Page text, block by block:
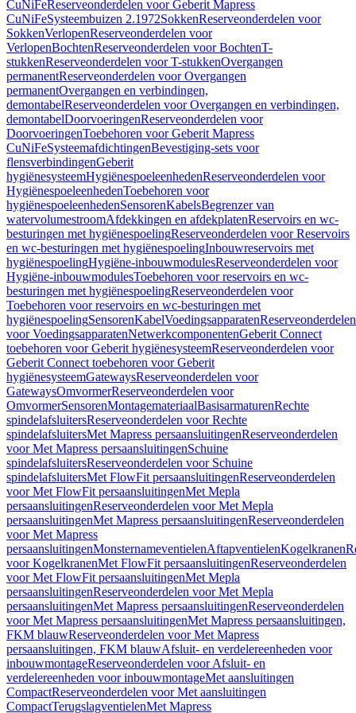
CuNiFeReserveonderdelen voor Geberit Mapress
CuNiFeSysteembuizen 2.1972SokkenReserveonderdelen voor
SokkenVerlopenReserveonderdelen voor
VerlopenBochtenReserveonderdelen voor BochtenT-
stukkenReserveonderdelen voor T-stukkenOvergangen
permanentReserveonderdelen voor Overgangen
permanentOvergangen en verbindingen,
demontabelReserveonderdelen voor Overgangen en verbindingen,
demontabelDoorvoeringenReserveonderdelen voor
DoorvoeringenToebehoren voor Geberit Mapress
CuNiFeSysteemafdichtingenBevestiging-sets voor
flensverbindingenGeberit
hygiënesysteemHygiënespoeleenhedenReserveonderdelen voor
HygiënespoeleenhedenToebehoren voor
hygiënespoeleenhedenSensorenKabelsBegrenzer van
watervolumestroomAfdekkingen en afdekplatenReservoirs en wc-
besturingen met hygiënespoelingReserveonderdelen voor Reservoirs
en wc-besturingen met hygiënespoelingInbouwreservoirs met
hygiënespoelingHygiëne-inbouwmodulesReserveonderdelen voor
Hygiëne-inbouwmodulesToebehoren voor reservoirs en wc-
besturingen met hygiënespoelingReserveonderdelen voor
Toebehoren voor reservoirs en wc-besturingen met
hygiënespoelingSensorenKabelVoedingsapparatenReserveonderdelen
voor VoedingsapparatenNetwerkcomponentenGeberit Connect
toebehoren voor Geberit hygiënesysteemReserveonderdelen voor
Geberit Connect toebehoren voor Geberit
hygiënesysteemGatewaysReserveonderdelen voor
GatewaysOmvormerReserveonderdelen voor
OmvormerSensorenMontagemateriaalBasisarmaturenRechte
spindelafsluitersReserveonderdelen voor Rechte
spindelafsluitersMet Mapress persaansluitingenReserveonderdelen
voor Met Mapress persaansluitingenSchuine
spindelafsluitersReserveonderdelen voor Schuine
spindelafsluitersMet FlowFit persaansluitingenReserveonderdelen
voor Met FlowFit persaansluitingenMet Mepla
persaansluitingenReserveonderdelen voor Met Mepla
persaansluitingenMet Mapress persaansluitingenReserveonderdelen
voor Met Mapress
persaansluitingenMonsternameventielenAftapventielenKogelkranen
voor KogelkranenMet FlowFit persaansluitingenReserveonderdelen
voor Met FlowFit persaansluitingenMet Mepla
persaansluitingenReserveonderdelen voor Met Mepla
persaansluitingenMet Mapress persaansluitingenReserveonderdelen
voor Met Mapress persaansluitingenMet Mapress persaansluitingen,
FKM blauwReserveonderdelen voor Met Mapress
persaansluitingen, FKM blauwAfsluit- en verdelereenheden voor
inbouwmontageReserveonderdelen voor Afsluit- en
verdelereenheden voor inbouwmontageMet aansluitingen
CompactReserveonderdelen voor Met aansluitingen
CompactTerugslagventielenMet Mapress